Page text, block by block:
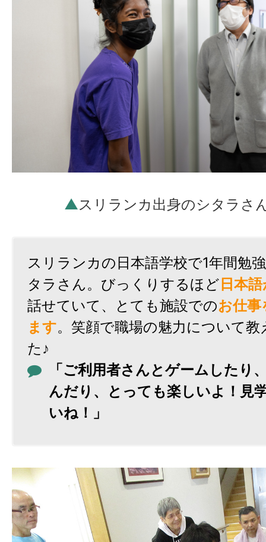
▲スリランカ出身のシタラさ
スリランカの日本語学校で1年間勉
タラさん。びっくりするほど 日本
話せていて、とても施設でのお仕
ます。笑顔で職場の魅力について
た♪
「ご利用者さんとゲームしたり
んだり、とっても楽しいよ！見
いね！」